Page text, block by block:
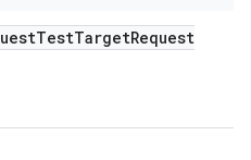
TestTargetRequest